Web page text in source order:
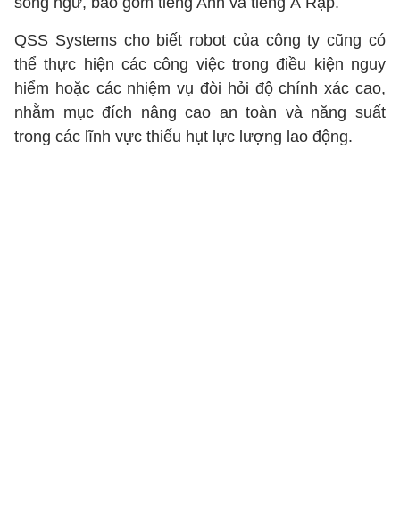
QSS Systems cho biết robot của công ty cũng có
thể thực hiện các công việc trong điều kiện nguy
hiểm hoặc các nhiệm vụ đòi hỏi độ chính xác cao,
nhằm mục đích nâng cao an toàn và năng suất
trong các lĩnh vực thiếu hụt lực lượng lao động.